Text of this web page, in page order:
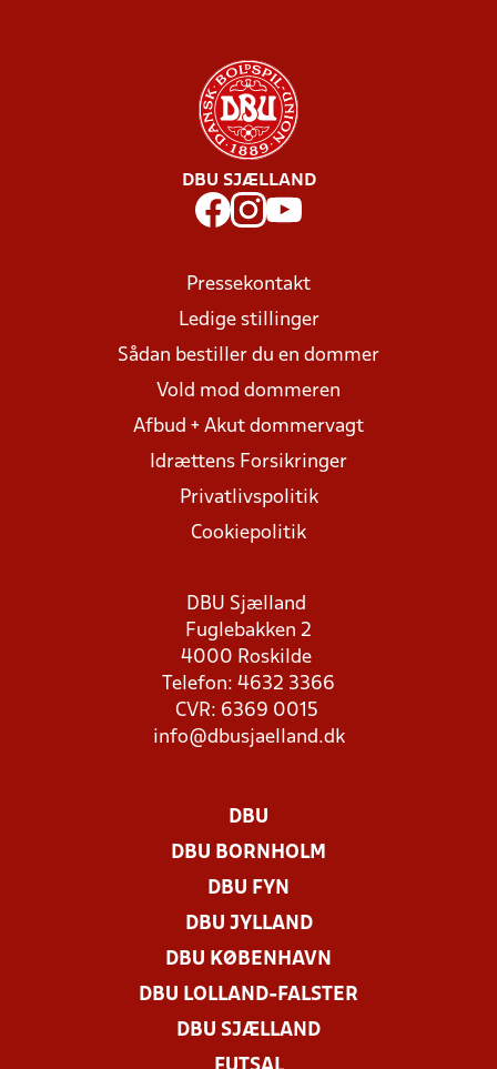
DBU SJÆLLAND
Pressekontakt
Ledige stillinger
Sådan bestiller du en dommer
Vold mod dommeren
Afbud + Akut dommervagt
Idrættens Forsikringer
Privatlivspolitik
Cookiepolitik
DBU Sjælland
Fuglebakken 2
4000 Roskilde
Telefon: 4632 3366
CVR: 6369 0015
info@dbusjaelland.dk
DBU
DBU BORNHOLM
DBU FYN
DBU JYLLAND
DBU KØBENHAVN
DBU LOLLAND-FALSTER
DBU SJÆLLAND